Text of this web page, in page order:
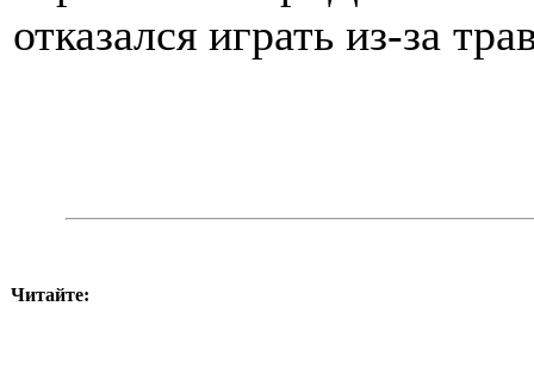
отказался играть из-за
Читайте: